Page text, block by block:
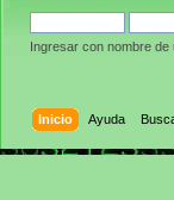
Ingresar con nombre
Inicio Ayuda